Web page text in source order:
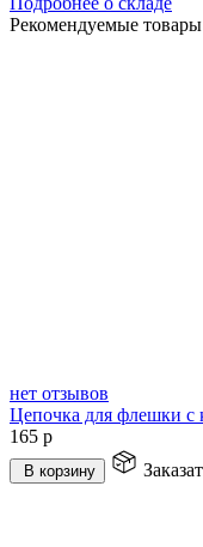
Рекомендуемые товары
нет отзывов
Цепочка для флешки с
165 р
В корзину